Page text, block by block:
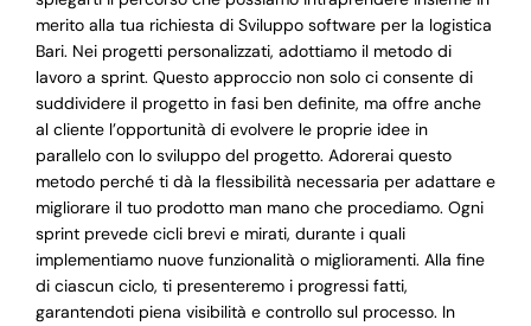
merito alla tua richiesta di Sviluppo software per la logistica
Bari. Nei progetti personalizzati, adottiamo il metodo di
lavoro a sprint. Questo approccio non solo ci consente di
suddividere il progetto in fasi ben definite, ma offre anche
al cliente l’opportunità di evolvere le proprie idee in
parallelo con lo sviluppo del progetto. Adorerai questo
metodo perché ti dà la flessibilità necessaria per adattare e
migliorare il tuo prodotto man mano che procediamo. Ogni
sprint prevede cicli brevi e mirati, durante i quali
implementiamo nuove funzionalità o miglioramenti. Alla fine
di ciascun ciclo, ti presenteremo i progressi fatti,
garantendoti piena visibilità e controllo sul processo. In